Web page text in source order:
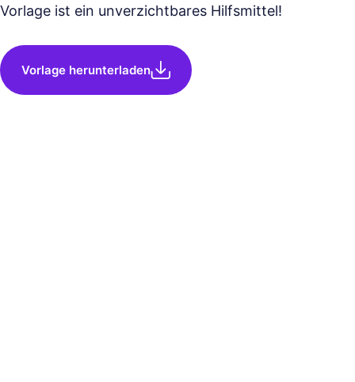
Vorlage ist ein unverzichtbares Hilfsmittel!
Vorlage herunterladen